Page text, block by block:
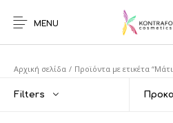
MENU
Αρχική σελίδα / Προϊόντα με ετικέτα
Filters